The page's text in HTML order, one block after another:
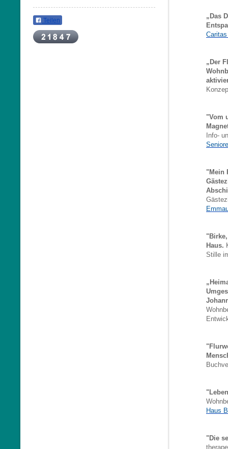
„Das
„Der
"Vom
Info-
"Mein
Haus.
Stille
Haus
"Die
Teilen